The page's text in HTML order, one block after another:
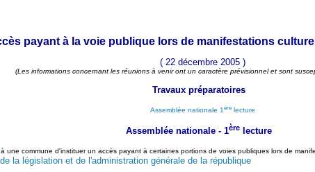
payant à la voie publique lors de manifestations
( 22 décembre 2005 )
(Les informations concernant les réunions à venir ont un caractère prévisionnel et sont
Travaux préparatoires
Assemblée nationale 1èrelecture
Assemblée nationale - 1ère
lecture
une commune d'instituer un accès payant à certaines portions de voies publiques lors de
la législation et de l'administration générale de la république